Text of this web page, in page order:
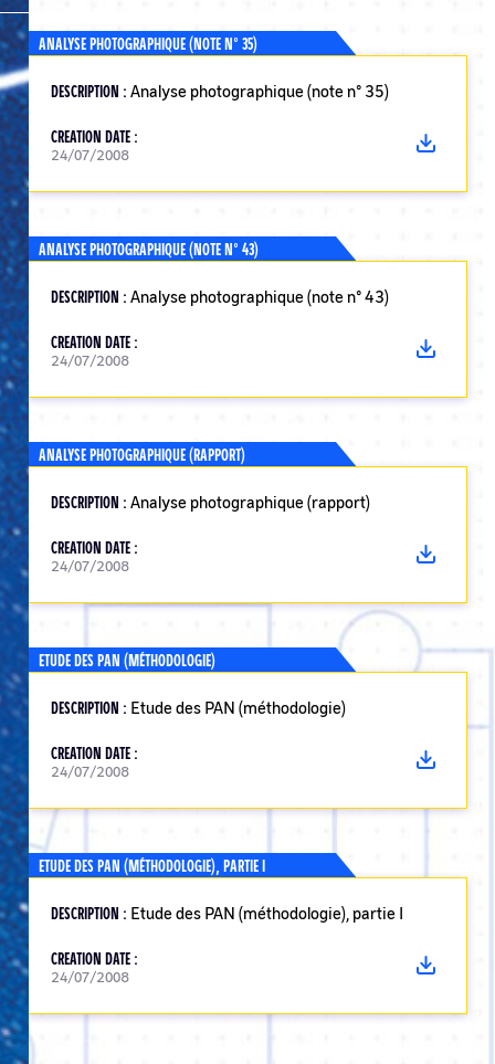
ANALYSE PHOTOGRAPHIQUE (NOTE N° 35)
DESCRIPTION : Analyse photographique (note n° 35)
CREATION DATE :
24/07/2008
ANALYSE PHOTOGRAPHIQUE (NOTE N° 43)
DESCRIPTION : Analyse photographique (note n° 43)
CREATION DATE :
24/07/2008
ANALYSE PHOTOGRAPHIQUE (RAPPORT)
DESCRIPTION : Analyse photographique (rapport)
CREATION DATE :
24/07/2008
ETUDE DES PAN (MÉTHODOLOGIE)
DESCRIPTION : Etude des PAN (méthodologie)
CREATION DATE :
24/07/2008
ETUDE DES PAN (MÉTHODOLOGIE), PARTIE I
DESCRIPTION : Etude des PAN (méthodologie), partie I
CREATION DATE :
24/07/2008